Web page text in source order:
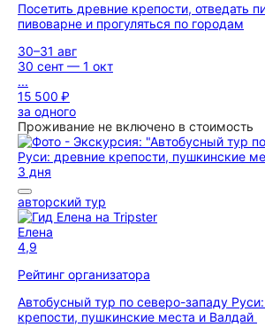
Посетить древние крепости, отведать
пивоварне и прогуляться по городам
30–31 авг
30 сент — 1 окт
...
15 500 ₽
за одного
Проживание не включено в стоимость
3 дня
авторский тур
Елена
4,9
Рейтинг организатора
Автобусный тур по северо-западу
крепости, пушкинские места и Валдай